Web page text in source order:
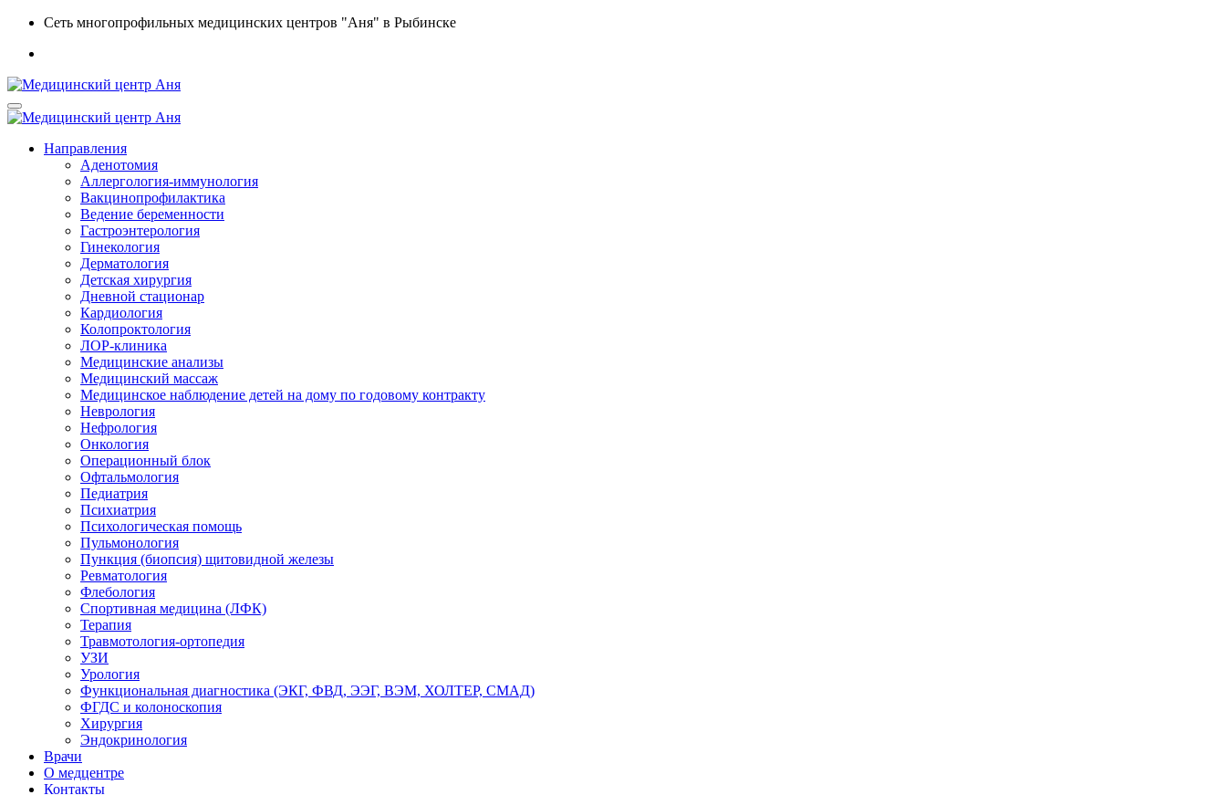
Сеть многопрофильных медицинских центров "Аня" в Рыбинске
Направления
Аденотомия
Аллергология-иммунология
Вакцинопрофилактика
Ведение беременности
Гастроэнтерология
Гинекология
Дерматология
Детская хирургия
Дневной стационар
Кардиология
Колопроктология
ЛОР-клиника
Медицинские анализы
Медицинский массаж
Медицинское наблюдение детей на дому по годовому контракту
Неврология
Нефрология
Онкология
Операционный блок
Офтальмология
Педиатрия
Психиатрия
Психологическая помощь
Пульмонология
Пункция (биопсия) щитовидной железы
Ревматология
Флебология
Спортивная медицина (ЛФК)
Терапия
Травмотология-ортопедия
УЗИ
Урология
Функциональная диагностика (ЭКГ, ФВД, ЭЭГ, ВЭМ, ХОЛТЕР, СМАД)
ФГДС и колоноскопия
Хирургия
Эндокринология
Врачи
О медцентре
Контакты